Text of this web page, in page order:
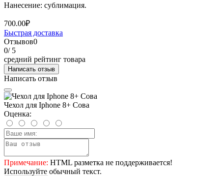
Нанесение: сублимация.
700.00₽
Быстрая доставка
Отзывов0
0/ 5
средний рейтинг товара
Написать отзыв
Написать отзыв
Чехол для Iphone 8+ Сова
Оценка:
Примечание: HTML разметка не поддерживается!
Используйте обычный текст.